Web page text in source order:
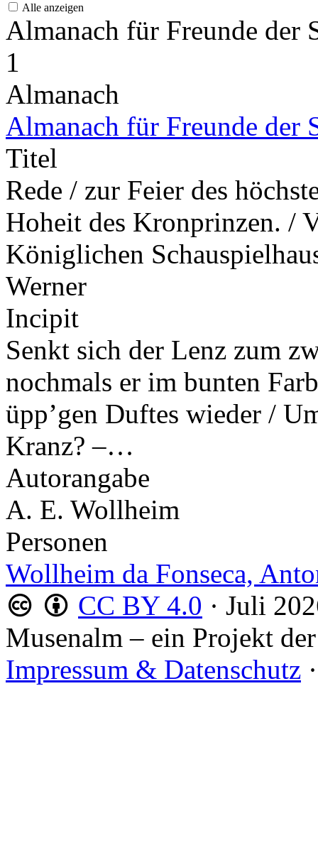
Alle anzeigen
Almanach für Freunde der
1
Almanach
Almanach für Freunde der
Titel
Rede / zur Feier des
Hoheit des Kronprinzen. /
Königlichen
Werner
Incipit
Senkt sich der Lenz zum
nochmals er im bunten
üpp’gen Duftes wieder /
Kranz? –…
Autorangabe
A. E. Wollheim
Personen
Wollheim da Fonseca,
CC BY 4.0 · Juli
Musenalm – ein Projekt der
Impressum & Datenschutz ·